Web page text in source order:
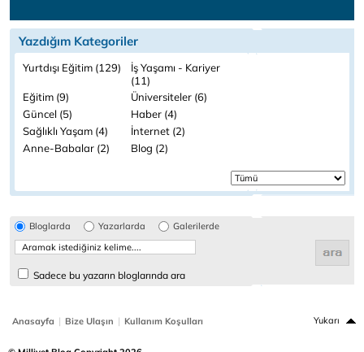
Yazdığım Kategoriler
Yurtdışı Eğitim (129) İş Yaşamı - Kariyer
(11)
Eğitim (9)
Üniversiteler (6)
Güncel (5)
Haber (4)
Sağlıklı Yaşam (4)
İnternet (2)
Anne-Babalar (2)
Blog (2)
Bloglarda Yazarlarda Galerilerde
Sadece bu yazarın bloglarında ara
Anasayfa | Bize Ulaşın | Kullanım Koşulları Yukarı